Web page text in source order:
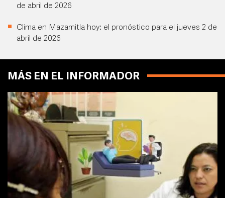
de abril de 2026
Clima en Mazamitla hoy: el pronóstico para el jueves 2 de
abril de 2026
MÁS EN EL INFORMADOR